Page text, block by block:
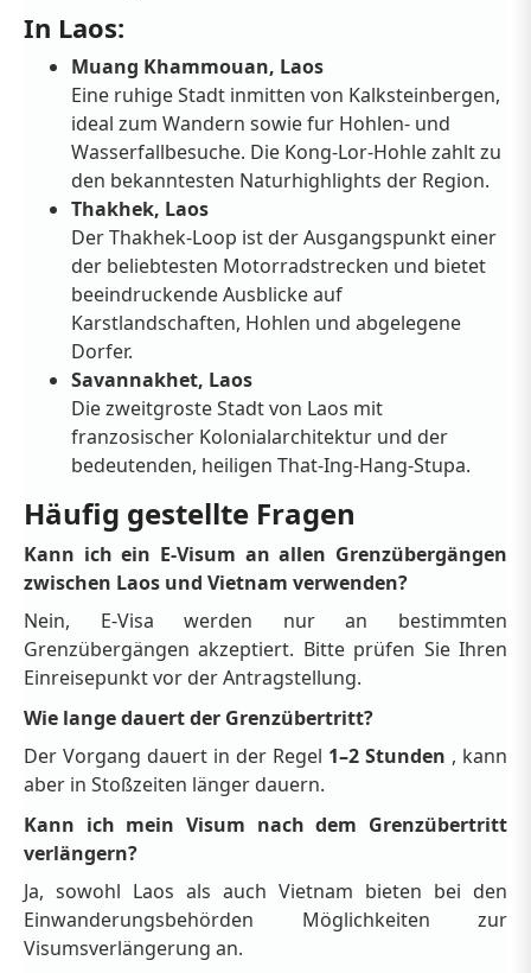
In Laos:
Muang Khammouan, Laos
Eine ruhige Stadt inmitten von Kalksteinbergen,
ideal zum Wandern sowie fur Hohlen- und
Wasserfallbesuche. Die Kong-Lor-Hohle zahlt zu
den bekanntesten Naturhighlights der Region.
Thakhek, Laos
Der Thakhek-Loop ist der Ausgangspunkt einer
der beliebtesten Motorradstrecken und bietet
beeindruckende Ausblicke auf
Karstlandschaften, Hohlen und abgelegene
Dorfer.
Savannakhet, Laos
Die zweitgroste Stadt von Laos mit
franzosischer Kolonialarchitektur und der
bedeutenden, heiligen That-Ing-Hang-Stupa.
Häufig gestellte Fragen
Kann ich ein E-Visum an allen Grenzübergängen
zwischen Laos und Vietnam verwenden?
Nein, E-Visa werden nur an bestimmten
Grenzübergängen akzeptiert. Bitte prüfen Sie Ihren
Einreisepunkt vor der Antragstellung.
Wie lange dauert der Grenzübertritt?
Der Vorgang dauert in der Regel 1–2 Stunden , kann
aber in Stoßzeiten länger dauern.
Kann ich mein Visum nach dem Grenzübertritt
verlängern?
Ja, sowohl Laos als auch Vietnam bieten bei den
Einwanderungsbehörden Möglichkeiten zur
Visumsverlängerung an.